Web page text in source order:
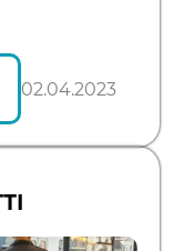
02.04.2023